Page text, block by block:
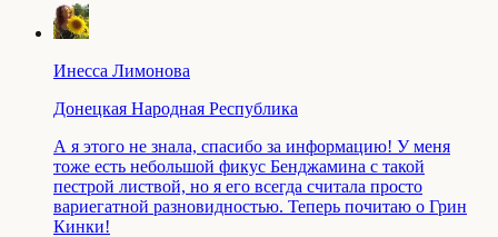
Инесса Лимонова
Донецкая Народная Республика
А я этого не знала, спасибо за информацию! У меня
тоже есть небольшой фикус Бенджамина с такой
пестрой листвой, но я его всегда считала просто
вариегатной разновидностью. Теперь почитаю о Грин
Кинки!